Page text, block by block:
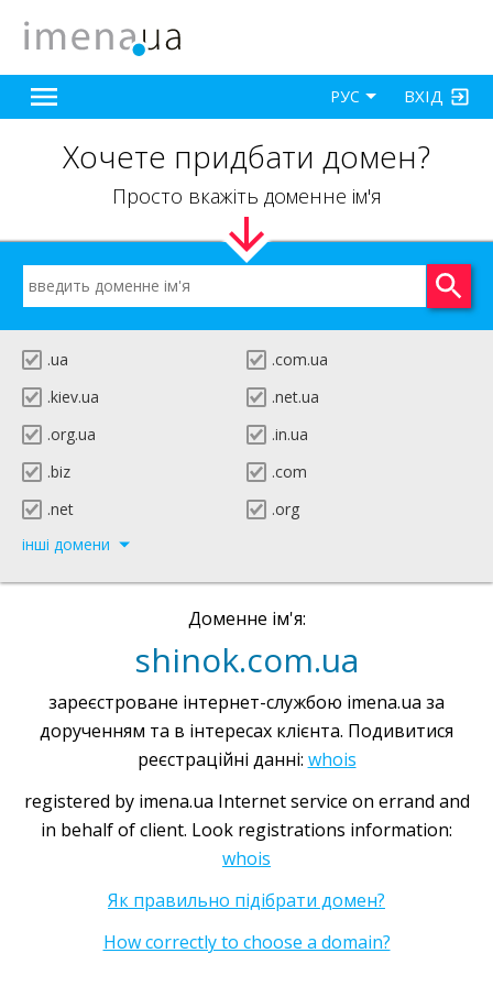
ВХІД
РУС
Хочете придбати домен?
Просто вкажіть доменне ім'я
.ua
.com.ua
.kiev.ua
.net.ua
.org.ua
.in.ua
.biz
.com
.net
.org
інші домени
Доменне ім'я:
shinok.com.ua
зареєстроване інтернет-службою imena.ua за
дорученням та в інтересах клієнта. Подивитися
реєстраційні данні: whois
registered by imena.ua Internet service on errand and
in behalf of client. Look registrations information:
whois
Як правильно підібрати домен?
How correctly to choose a domain?